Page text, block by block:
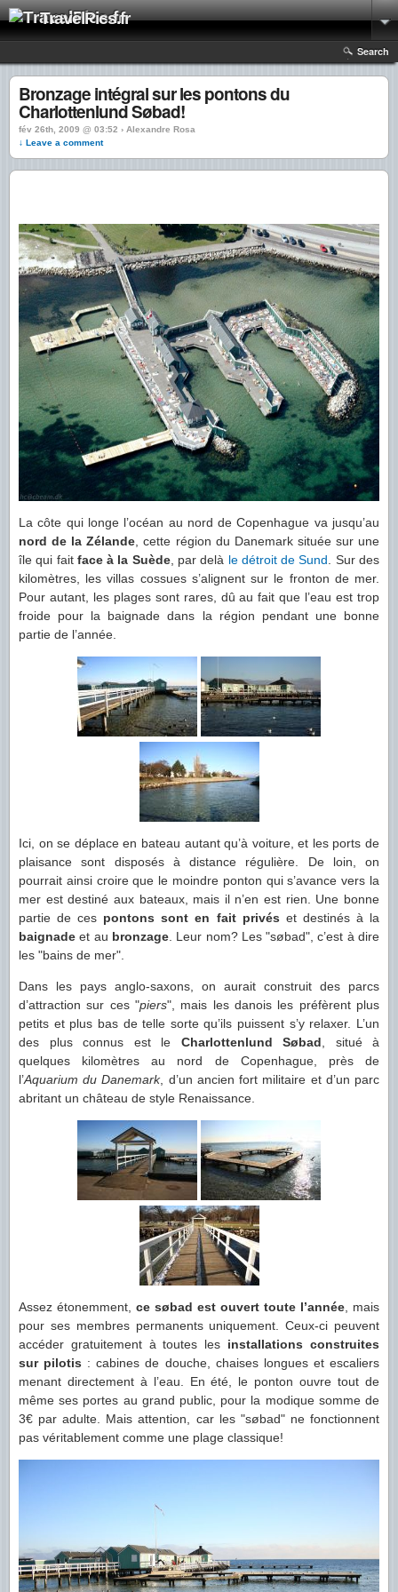
TravelPics.fr
Search
Bronzage intégral sur les pontons du
Charlottenlund Søbad!
fév 26th, 2009 @ 03:52 › Alexandre Rosa
↓ Leave a comment
La côte qui longe l’océan au nord de Copenhague va jusqu’au
nord de la Zélande , cette région du Danemark située sur une
île qui fait face à la Suède, par delà le détroit de Sund . Sur des
kilomètres, les villas cossues s’alignent sur le fronton de mer.
Pour autant, les plages sont rares, dû au fait que l’eau est trop
froide pour la baignade dans la région pendant une bonne
partie de l’année.
Ici, on se déplace en bateau autant qu’à voiture, et les ports de
plaisance sont disposés à distance régulière. De loin, on
pourrait ainsi croire que le moindre ponton qui s’avance vers la
mer est destiné aux bateaux, mais il n’en est rien. Une bonne
partie de ces pontons sont en fait privés et destinés à la
baignade et au bronzage. Leur nom? Les "søbad", c’est à dire
les "bains de mer".
Dans les pays anglo-saxons, on aurait construit des parcs
d’attraction sur ces "piers", mais les danois les préfèrent plus
petits et plus bas de telle sorte qu’ils puissent s’y relaxer. L’un
des plus connus est le Charlottenlund Søbad , situé à
quelques kilomètres au nord de Copenhague, près de
l’Aquarium du Danemark, d’un ancien fort militaire et d’un parc
abritant un château de style Renaissance.
Assez étonemment, ce søbad est ouvert toute l’année , mais
pour ses membres permanents uniquement. Ceux-ci peuvent
accéder gratuitement à toutes les installations construites
sur pilotis : cabines de douche, chaises longues et escaliers
menant directement à l’eau. En été, le ponton ouvre tout de
même ses portes au grand public, pour la modique somme de
3€ par adulte. Mais attention, car les "søbad" ne fonctionnent
pas véritablement comme une plage classique!